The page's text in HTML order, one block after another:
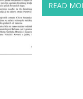
READ